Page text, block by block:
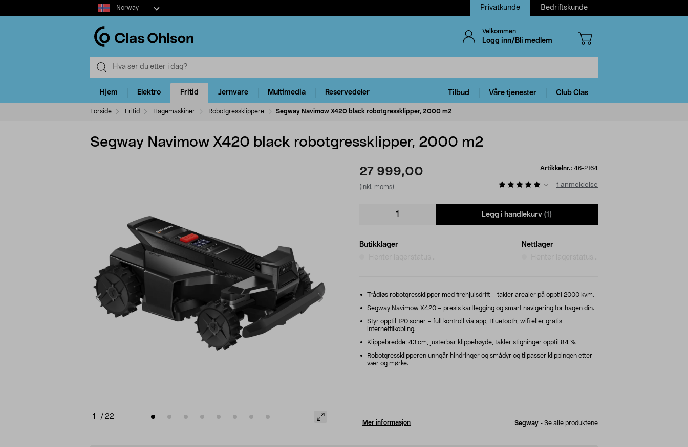
Select
market
Norway Privatkunde Bedriftskunde
Velkommen
Logg inn/Bli medlem
Hjem Elektro Fritid Jernvare Multimedia Reservedeler Tilbud Våre tjenester Club Clas
Forside Fritid Hagemaskiner Robotgressklippere Segway Navimow X420 black robotgressklipper, 2000 m2
Segway Navimow X420 black robotgressklipper, 2000 m2
1 / 22
27 999,00
(inkl. moms)
Artikkelnr.: 46-2164
1 anmeldelse
Legg i handlekurv (1)
Butikklager
Nettlager
Trådløs robotgressklipper med firehjulsdrift – takler arealer på opptil 2000 kvm.
Segway Navimow X420 – presis kartlegging og smart navigering for hagen din.
Styr opptil 120 soner – full kontroll via app, Bluetooth, wifi eller gratis
internettilkobling.
Klippebredde: 43 cm, justerbar klippehøyde, takler stigninger opptil 84 %.
Robotgressklipperen unngår hindringer og smådyr og tilpasser klippingen etter
vær og mørke.
Mer informasjon Segway - Se alle produktene